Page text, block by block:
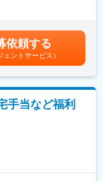
誇りながらも、福岡
プラント事業は、
な量の生コンを供
ラルに対応する環
り、未来を見据え
。
ラントの運営も行っ
ションを取りながら
境となります※
が全社月平均残業
以上を確保してお
きる環境の準備が
あります。月給(月
依頼する
ェントサービス）
手当など福利